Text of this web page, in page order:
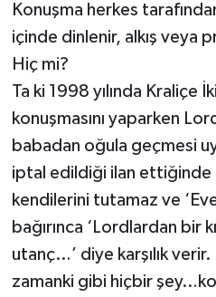
Konuşma herkes
içinde dinlenir, alkış veya
Hiç mi?
Ta ki 1998 yılında Kraliçe
konuşmasını yaparken
babadan oğula geçmesi
iptal edildiği ilan ettiğinde
kendilerini tutamaz ve
bağırınca ‘Lordlardan bir
utanç…’ diye karşılık
zamanki gibi hiçbir